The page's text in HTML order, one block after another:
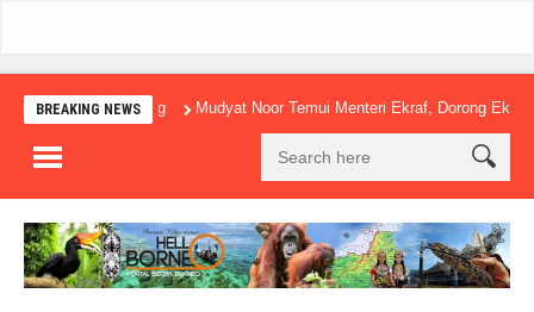
BREAKING NEWS Mudyat Noor Temui Menteri Ekraf, Dorong Ekonomi